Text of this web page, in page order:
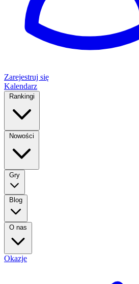
Zarejestruj się
Kalendarz
Rankingi
Nowości
Gry
Blog
O nas
Okazje